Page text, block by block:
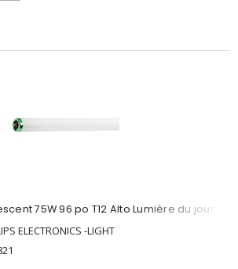
75W 96 po T12 Alto Lumière du jour
ELECTRONICS -LIGHT